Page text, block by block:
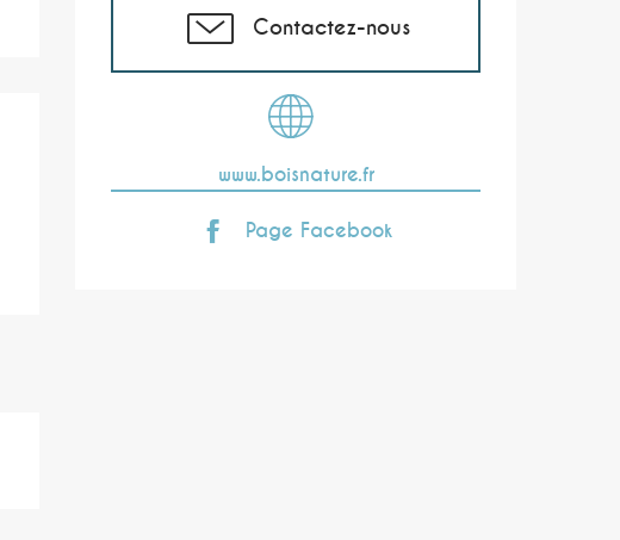
Contactez-nous
www.boisnature.fr
Page Facebook